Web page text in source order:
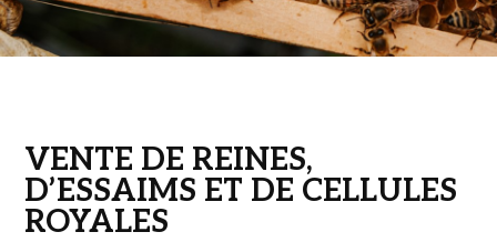
VENTE DE REINES,
D’ESSAIMS ET DE CELLULES
ROYALES